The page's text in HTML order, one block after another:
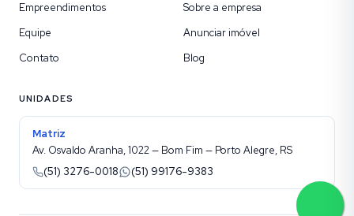
Empreendimentos
Sobre a empresa
Equipe
Anunciar imóvel
Contato
Blog
UNIDADES
Matriz
Av. Osvaldo Aranha, 1022 — Bom Fim — Porto Alegre, RS
(51) 3276-0018
(51) 99176-9383